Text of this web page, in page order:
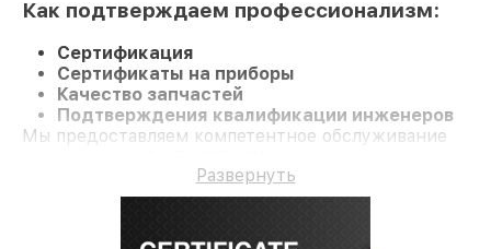
Как подтверждаем профессионализм:
Сертификация
Сертификаты на приборы
Качество запчастей
Подтверждения квалификации инженеров
Мы предоставляем компетентное обслуживание
Развернуть